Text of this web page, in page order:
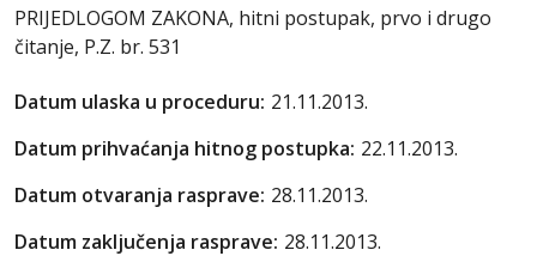
PRIJEDLOGOM ZAKONA, hitni postupak, prvo i drugo
čitanje, P.Z. br. 531
Datum ulaska u proceduru: 21.11.2013.
Datum prihvaćanja hitnog postupka: 22.11.2013.
Datum otvaranja rasprave: 28.11.2013.
Datum zaključenja rasprave: 28.11.2013.